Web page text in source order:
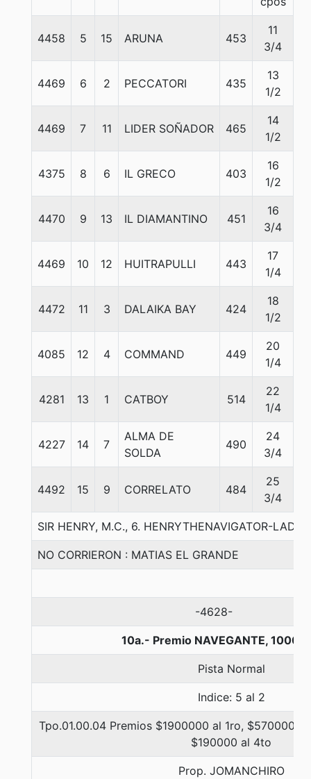
4458 5 15 ARUNA 453
11
3/4
4469 6 2 PECCATORI 435
13
1/2
4469 7 11 LIDER SOÑADOR 465
14
1/2
4375 8 6 IL GRECO 403
16
1/2
4470 9 13 IL DIAMANTINO 451
16
3/4
4469 10 12 HUITRAPULLI 443
17
1/4
4472 11 3 DALAIKA BAY 424
18
1/2
4085 12 4 COMMAND 449
20
1/4
4281 13 1 CATBOY 514
22
1/4
4227 14 7
ALMA DE
SOLDA
490
24
3/4
4492 15 9 CORRELATO 484
25
3/4
SIR HENRY, M.C., 6. HENRYTHENAVIGATOR-LADY
NO CORRIERON : MATIAS EL GRANDE
-4628-
10a.- Premio NAVEGANTE, 1000
Pista Normal
Indice: 5 al 2
Tpo.01.00.04 Premios $1900000 al 1ro, $570000
$190000 al 4to
Prop. JOMANCHIRO